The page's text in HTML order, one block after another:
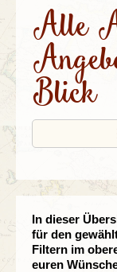
Alle
Blick
In dieser
für den
Filtern im
euren